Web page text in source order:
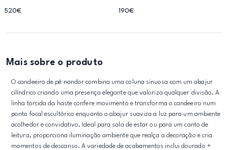
520€ 190€
Mais sobre o produto
O candeeiro de pé nandor combina uma coluna sinuosa com um abajur
cilíndrico criando uma presença elegante que valoriza qualquer divisão. A
linha torcida da haste confere movimento e transforma o candeeiro num
ponto focal escultórico enquanto o abajur suaviza a luz para um ambiente
acolhedor e convidativo. Ideal para sala de estar ou para um canto de
leitura, proporciona iluminação ambiente que realça a decoração e cria
momentos de descanso. A variedade de acabamentos inclui dourado +